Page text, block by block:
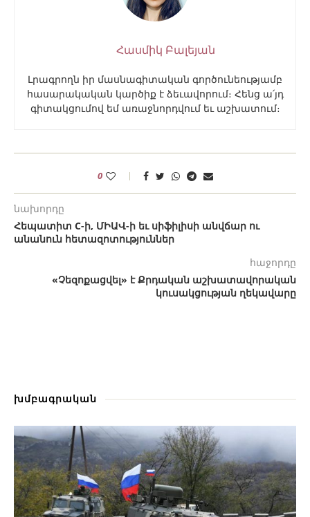
Հասմիկ Բալեյան
Լրագրողն իր մասնագիտական գործունեությամբ
հասարակական կարծիք է ձեւավորում։ Հենց ա՛յդ
գիտակցումով եմ առաջնորդվում եւ աշխատում։
0
նախորդը
Հեպատիտ C-ի, ՄԻԱՎ-ի եւ սիֆիլիսի անվճար ու
անանուն հետազոտություններ
հաջորդը
«Չեզոքացվել» է Քրդական աշխատավորական
կուսակցության ղեկավարը
խմբագրական